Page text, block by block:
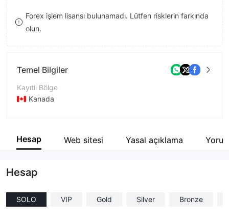
8
9
Forex işlem lisansı bulunamadı. Lütfen risklerin farkında
olun.
Temel Bilgiler
Kayıtlı Bölge
Kanada
Şirket Adı
Hesap Web sitesi Yasal açıklama
Hesap
SOLO VIP Gold Silver Bronze